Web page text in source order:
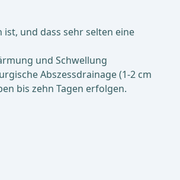
und dass sehr selten eine
und Schwellung
Abszessdrainage (1-2 cm
bis zehn Tagen erfolgen.